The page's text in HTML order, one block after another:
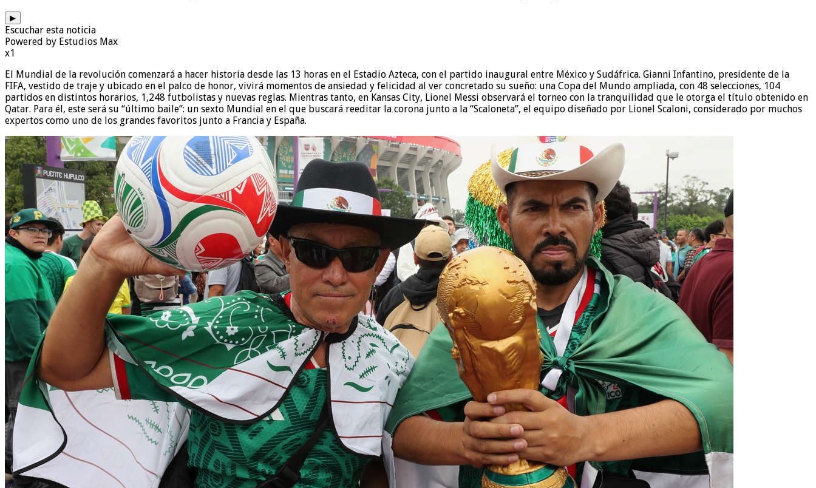
▶
Escuchar esta noticia
Powered by Estudios Max
x1
El Mundial de la revolución comenzará a hacer historia desde las 13 horas en el Estadio Azteca, con el partido inaugural entre México y Sudáfrica. Gianni Infantino, presidente de la
FIFA, vestido de traje y ubicado en el palco de honor, vivirá momentos de ansiedad y felicidad al ver concretado su sueño: una Copa del Mundo ampliada, con 48 selecciones, 104
partidos en distintos horarios, 1,248 futbolistas y nuevas reglas. Mientras tanto, en Kansas City, Lionel Messi observará el torneo con la tranquilidad que le otorga el título obtenido en
Qatar. Para él, este será su “último baile”: un sexto Mundial en el que buscará reeditar la corona junto a la “Scaloneta”, el equipo diseñado por Lionel Scaloni, considerado por muchos
expertos como uno de los grandes favoritos junto a Francia y España.